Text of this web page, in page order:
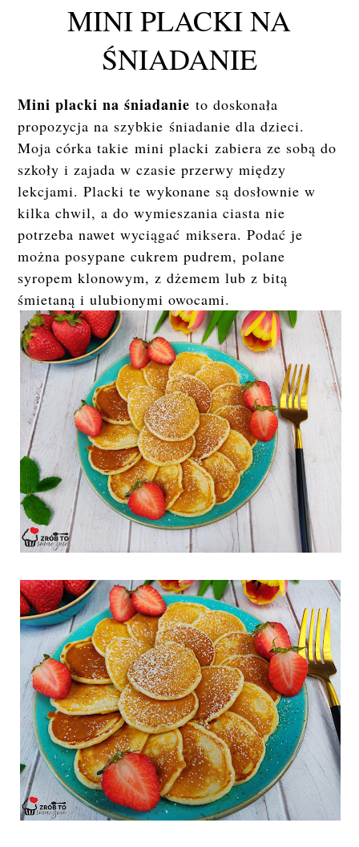
MINI PLACKI NA
ŚNIADANIE
Mini placki na śniadanie to doskonała
propozycja na szybkie śniadanie dla dzieci.
Moja córka takiemini placki zabiera ze sobą do
szkoły i zajada w czasie przerwy między
lekcjami. Placki te wykonane są dosłownie w
kilka chwil, a do wymieszania ciasta nie
potrzeba nawet wyciągać miksera. Podać je
można posypane cukrem pudrem, polane
syropem klonowym, z dżemem lub z bitą
śmietaną i ulubionymi owocami.